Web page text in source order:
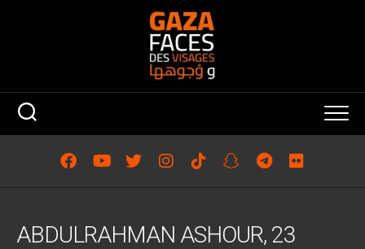
ABDULRAHMAN ASHOUR, 23